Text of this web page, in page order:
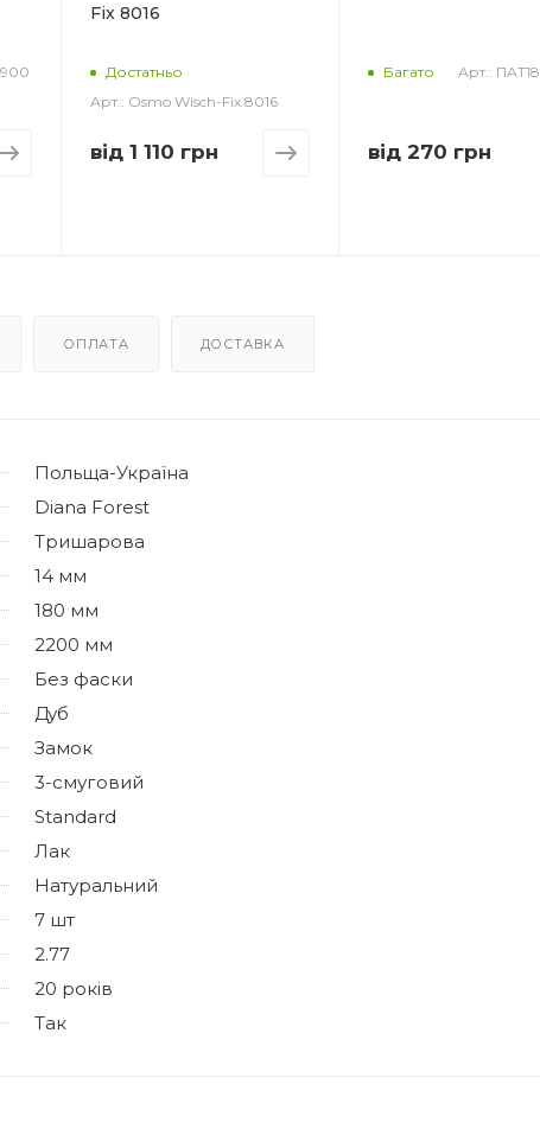
Fix 8016
Достатньо
Арт.: Osmo Wisch-Fix 8016
від 1 110 грн
Багато Арт.: ПАТ18
від270 грн
Витрата_
Товщина шару_
ОПЛАТА ДОСТАВКА
Польща-Україна
Diana Forest
Тришарова
14 мм
180 мм
2200 мм
Без фаски
Дуб
Замок
3-смуговий
Standard
Лак
Натуральний
7 шт
2.77
20 років
Так